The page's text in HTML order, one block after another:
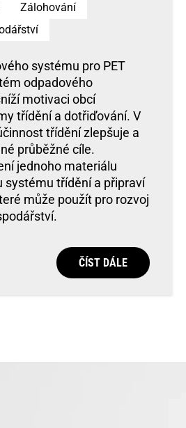
Zálohování
systému pro PET
odpadového
motivaci obcí
třídění a dotřiďování. V
třídění zlepšuje a
průběžné cíle.
jednoho materiálu
systému třídění a připraví
může použít pro rozvoj
ČÍST DÁLE